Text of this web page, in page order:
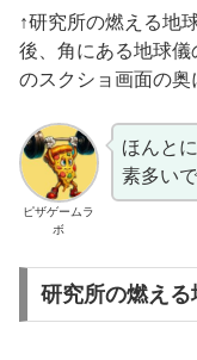
↑研究所の燃える地
後、角にある地球
のスクショ画面の奥
ピザゲームラ
ボ
ほんと
素多い
研究所の燃え